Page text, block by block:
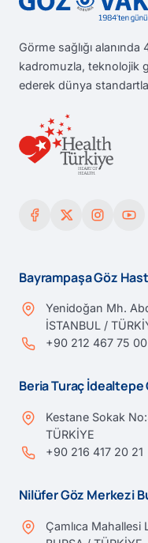
Görme sağlığı
kadromuzla, teknolojik
ederek dünya
Bayrampaşa Göz
Yenidoğan Mh.
İSTANBUL /
+90 212 467 75 00
Beria Turaç
Kestane Sokak
TÜRKİYE
+90 216 417 20 21
Nilüfer Göz Merkezi
Çamlıca